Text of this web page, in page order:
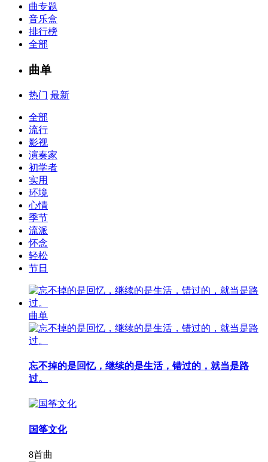
曲专题
音乐盒
排行榜
全部
曲单
热门 最新
全部
流行
影视
演奏家
初学者
实用
环境
心情
季节
流派
怀念
轻松
节日
曲单
忘不掉的是回忆，继续的是生活，错过的，就当是路
过。
国筝文化
8首曲